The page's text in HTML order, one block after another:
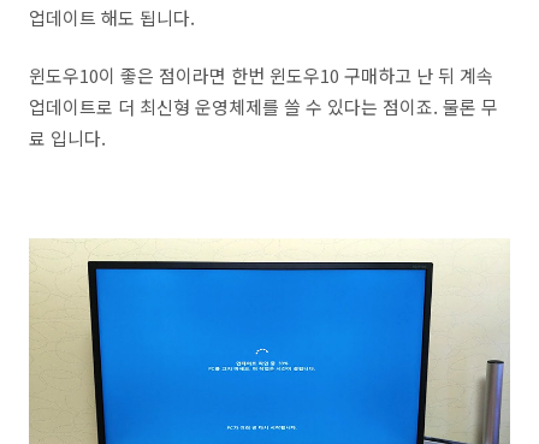
업데이트 해도 됩니다.
윈도우10이 좋은 점이라면 한번 윈도우10 구매하고 난 뒤 계속
업데이트로 더 최신형 운영체제를 쓸 수 있다는 점이죠. 물론 무
료 입니다.